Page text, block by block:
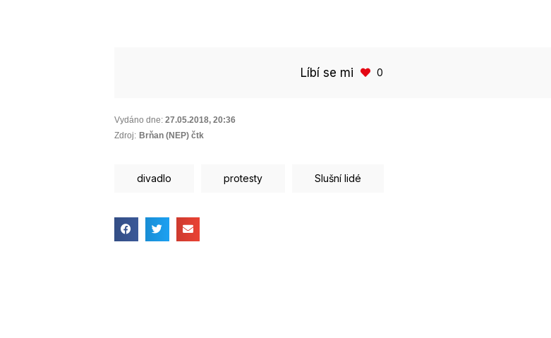
Líbí se mi 0
Vydáno dne: 27.05.2018, 20:36
Zdroj: Brňan (NEP) čtk
divadlo protesty Slušní lidé